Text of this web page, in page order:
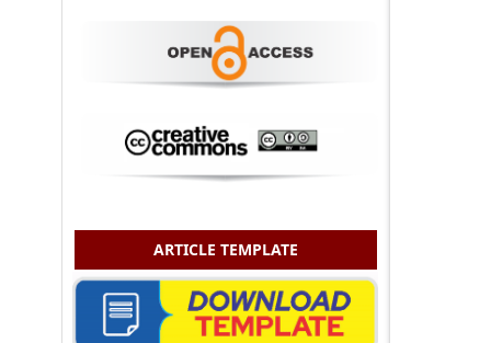
ARTICLE TEMPLATE